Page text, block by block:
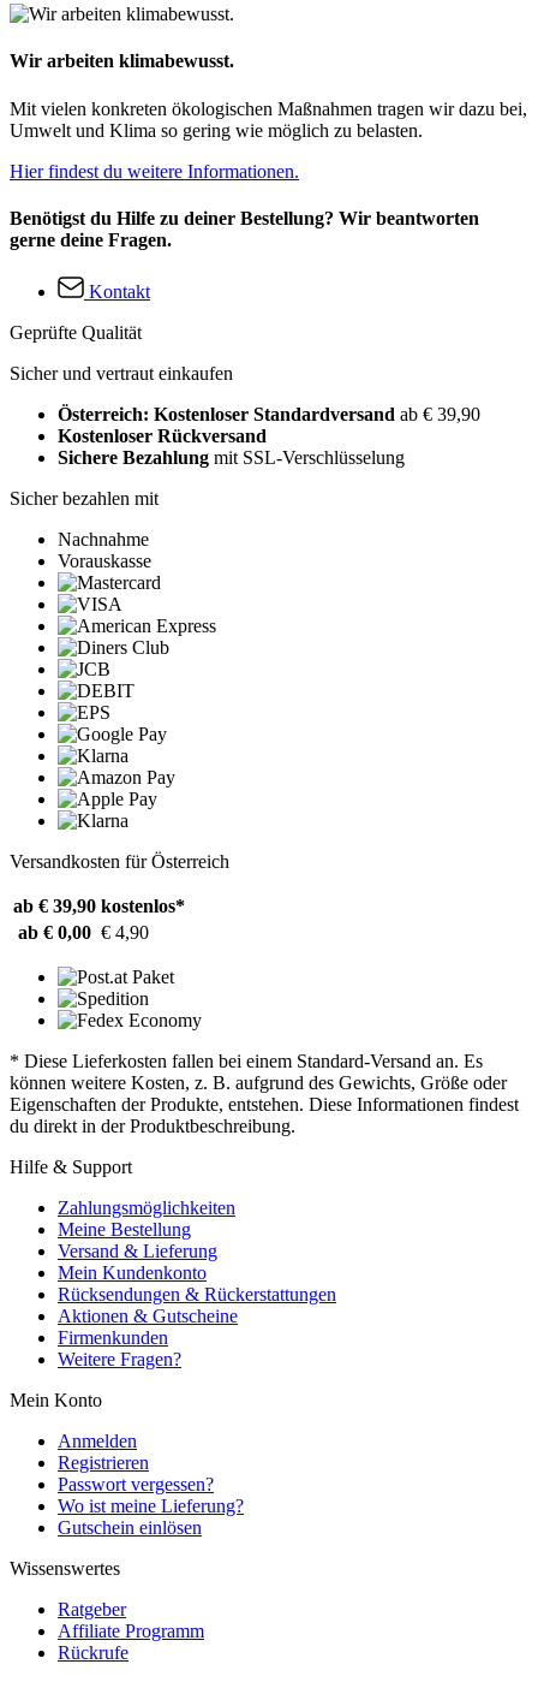
Wir arbeiten klimabewusst.
Mit vielen konkreten ökologischen Maßnahmen tragen wir dazu bei,
Umwelt und Klima so gering wie möglich zu belasten.
Hier findest du weitere Informationen.
Benötigst du Hilfe zu deiner Bestellung? Wir beantworten
gerne deine Fragen.
Kontakt
Geprüfte Qualität
Sicher und vertraut einkaufen
Österreich: Kostenloser Standardversand ab € 39,90
Kostenloser Rückversand
Sichere Bezahlung mit SSL-Verschlüsselung
Sicher bezahlen mit
Nachnahme
Vorauskasse
Versandkosten für Österreich
ab € 39,90 kostenlos*
ab € 0,00 € 4,90
* Diese Lieferkosten fallen bei einem Standard-Versand an. Es
können weitere Kosten, z. B. aufgrund des Gewichts, Größe oder
Eigenschaften der Produkte, entstehen. Diese Informationen findest
du direkt in der Produktbeschreibung.
Hilfe & Support
Zahlungsmöglichkeiten
Meine Bestellung
Versand & Lieferung
Mein Kundenkonto
Rücksendungen & Rückerstattungen
Aktionen & Gutscheine
Firmenkunden
Weitere Fragen?
Mein Konto
Anmelden
Registrieren
Passwort vergessen?
Wo ist meine Lieferung?
Gutschein einlösen
Wissenswertes
Ratgeber
Affiliate Programm
Rückrufe